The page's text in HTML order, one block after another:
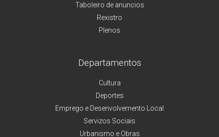
Taboleiro de anuncios
Rexistro
Plenos
Departamentos
Cultura
Deportes
Emprego e Desenvolvemento Local
Servizos Sociais
Urbanismo e Obras